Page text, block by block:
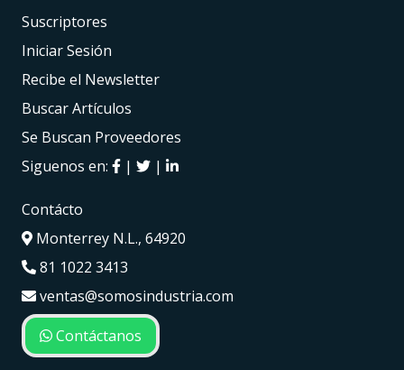
Suscriptores
Iniciar Sesión
Recibe el Newsletter
Buscar Artículos
Se Buscan Proveedores
Siguenos en:
| |
Contácto
Monterrey N.L., 64920
81 1022 3413
ventas@somosindustria.com
Contáctanos